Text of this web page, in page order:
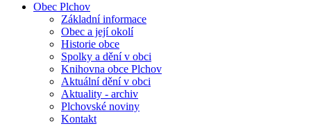
Obec Plchov
Základní informace
Obec a její okolí
Historie obce
Spolky a dění v obci
Knihovna obce Plchov
Aktuální dění v obci
Aktuality - archiv
Plchovské noviny
Kontakt